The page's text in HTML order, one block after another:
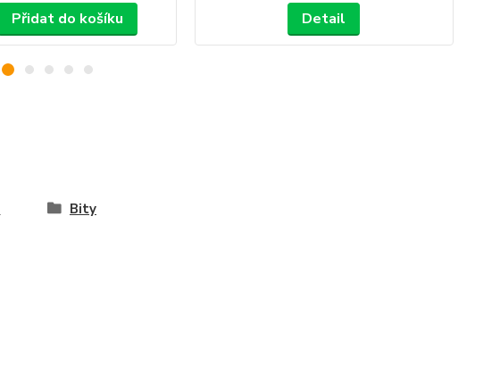
Přidat do košíku Detail
Bity